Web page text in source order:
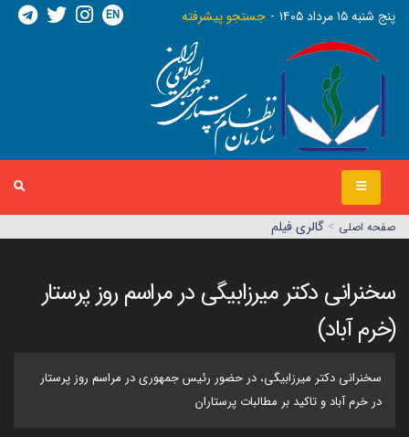
پنج شنبه ١٥ مرداد ١٤٠٥ جستجو پیشرفته EN
صفحه اصلي > گالری فیلم
سخنرانی دکتر میرزابیگی در مراسم روز پرستار
(خرم آباد)
سخنرانی دکتر میرزابیگی، در حضور رئیس جمهوری در مراسم روز پرستار
در خرم آباد و تاکید بر مطالبات پرستاران